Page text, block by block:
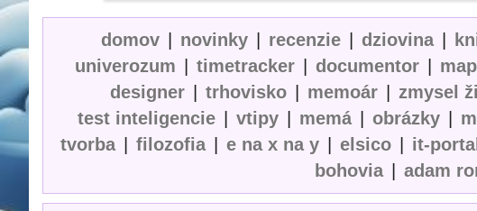
domov novinky recenzie dziovina
univerozum
timetracker documentor
designer
trhovisko memoár zmysel
test inteligencie
vtipy memá obrázky
tvorba
filozofia e na x na y elsico it-portal
bohovia
adam